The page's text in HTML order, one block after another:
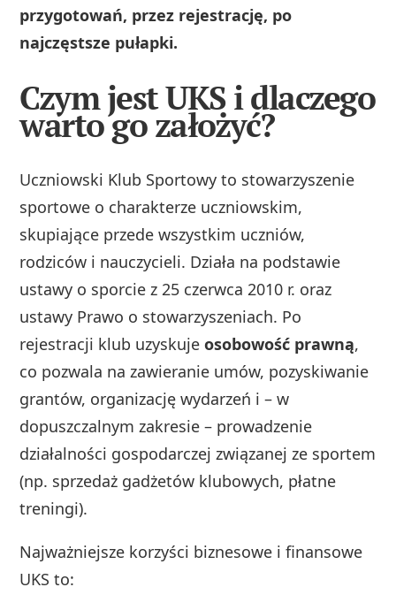
przygotowań, przez rejestrację, po
najczęstsze pułapki.
Czym jest UKS i dlaczego
warto go założyć?
Uczniowski Klub Sportowy to stowarzyszenie
sportowe o charakterze uczniowskim,
skupiające przede wszystkim uczniów,
rodziców i nauczycieli. Działa na podstawie
ustawy o sporcie z 25 czerwca 2010 r. oraz
ustawy Prawo o stowarzyszeniach. Po
rejestracji klub uzyskujeosobowość prawną,
co pozwala na zawieranie umów, pozyskiwanie
grantów, organizację wydarzeń i – w
dopuszczalnym zakresie – prowadzenie
działalności gospodarczej związanej ze sportem
(np. sprzedaż gadżetów klubowych, płatne
treningi).
Najważniejsze korzyści biznesowe i finansowe
UKS to: